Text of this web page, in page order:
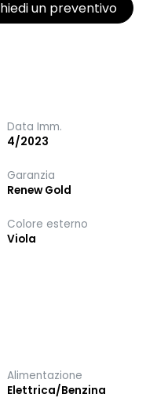
un preventivo
Data Imm.
4/2023
Garanzia
Renew Gold
Colore esterno
Viola
Alimentazione
Elettrica/Benzina